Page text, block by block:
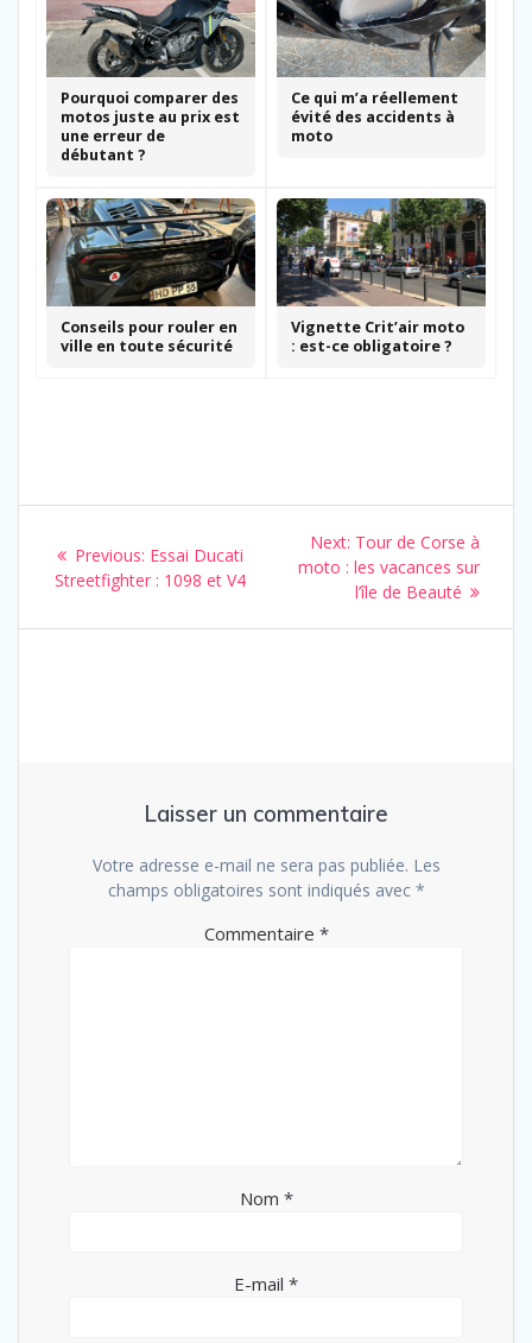
Pourquoi comparer des
motos juste au prix est
une erreur de
débutant ?
Ce qui m’a réellement
évité des accidents à
moto
Conseils pour rouler en
ville en toute sécurité
Vignette Crit’air moto
: est-ce obligatoire ?
de
l’article
Previous: Previous
post:
Essai Ducati
Streetfighter : 1098 et V4
Next: Next
post:
Tour de Corse à
moto : les vacances sur
l’île de Beauté
Laisser un commentaire
Votre adresse e-mail ne sera pas publiée. Les
champs obligatoires sont indiqués avec *
Commentaire *
Nom *
E-mail *